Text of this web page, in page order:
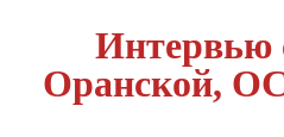
Интервью
Оранской,